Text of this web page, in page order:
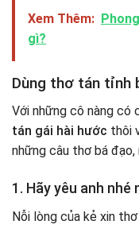
Xem Thêm:
gì?
Dùng thơ tán tỉnh
Với những cô nàng có
tán gái hài hước thôi
những câu thơ bá
1. Hãy yêu anh nhé
Nỗi lòng của kẻ xin thơ